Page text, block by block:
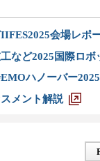
会場レポ
など2025国際ロ
ハノーバー
メント解説